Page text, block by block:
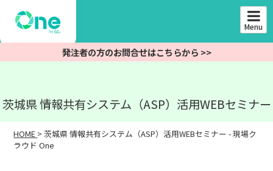
Menu
発注者の方のお問合せはこちらから >>
茨城県 情報共有システム（ASP）活用WEBセミナー
HOME >茨城県 情報共有システム（ASP）活用WEBセミナー - 現場ク
ラウド One